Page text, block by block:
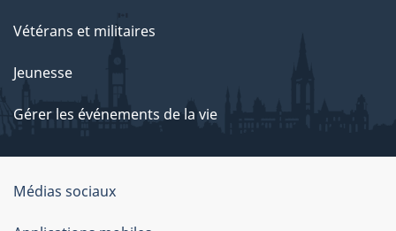
Vétérans et militaires
Jeunesse
Gérer les événements de la vie
Organisation
du
Médias sociaux